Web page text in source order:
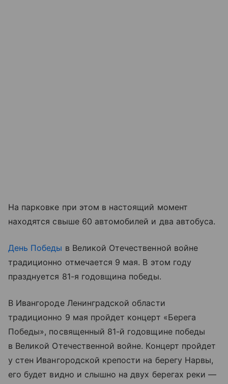
На парковке при этом в настоящий момент
находятся свыше 60 автомобилей и два автобуса.
День Победы в Великой Отечественной войне
традиционно отмечается 9 мая. В этом году
празднуется 81-я годовщина победы.
В Ивангороде Ленинградской области
традиционно 9 мая пройдет концерт «Берега
Победы», посвященный 81-й годовщине победы
в Великой Отечественной войне. Концерт пройдет
у стен Ивангородской крепости на берегу Нарвы,
его будет видно и слышно на двух берегах реки —